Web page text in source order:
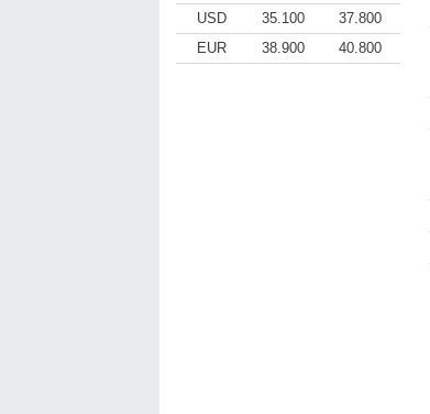
USD 35.100
37.800
EUR
38.900 40.800